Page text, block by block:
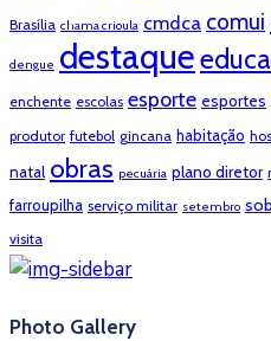
Brasília chama crioula cmdca comui
dengue destaque
enchente escolas esporte esportes
produtor futebol gincana habitação
natal obras pecuária plano diretor
farroupilha serviço militar setembro
visita
Photo Gallery